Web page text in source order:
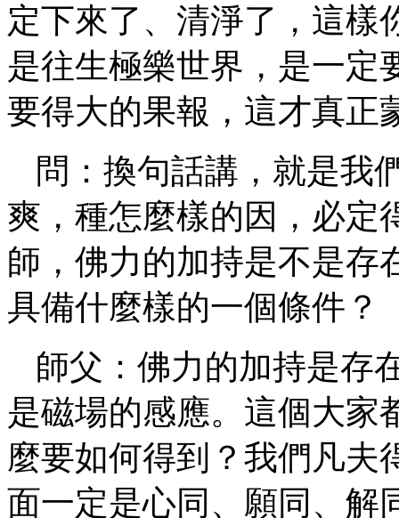
定下來了、清淨了，這樣
是往生極樂世界，是一定
要得大的果報，這才真正
問：換句話講，就是我
爽，種怎麼樣的因，必定
師，佛力的加持是不是存
具備什麼樣的一個條件？
師父：佛力的加持是存
是磁場的感應。這個大家
麼要如何得到？我們凡夫
面一定是心同、願同、解